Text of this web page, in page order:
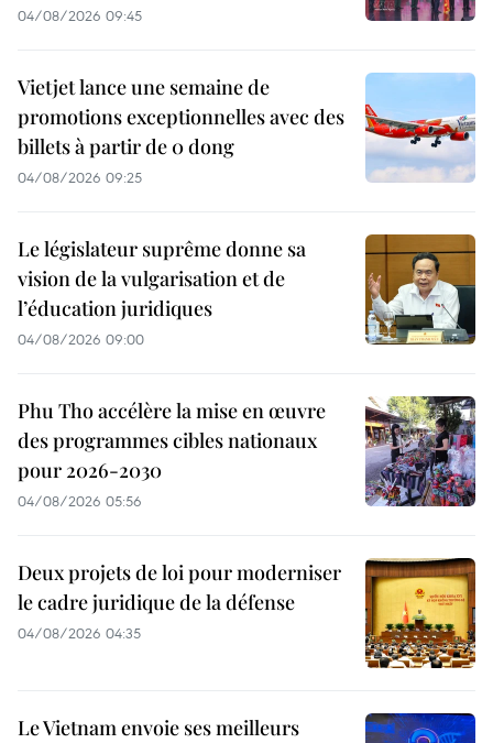
04/08/2026 09:45
Vietjet lance une semaine de
promotions exceptionnelles avec des
billets à partir de 0 dong
04/08/2026 09:25
Le législateur suprême donne sa
vision de la vulgarisation et de
l’éducation juridiques
04/08/2026 09:00
Phu Tho accélère la mise en œuvre
des programmes cibles nationaux
pour 2026-2030
04/08/2026 05:56
Deux projets de loi pour moderniser
le cadre juridique de la défense
04/08/2026 04:35
Le Vietnam envoie ses meilleurs